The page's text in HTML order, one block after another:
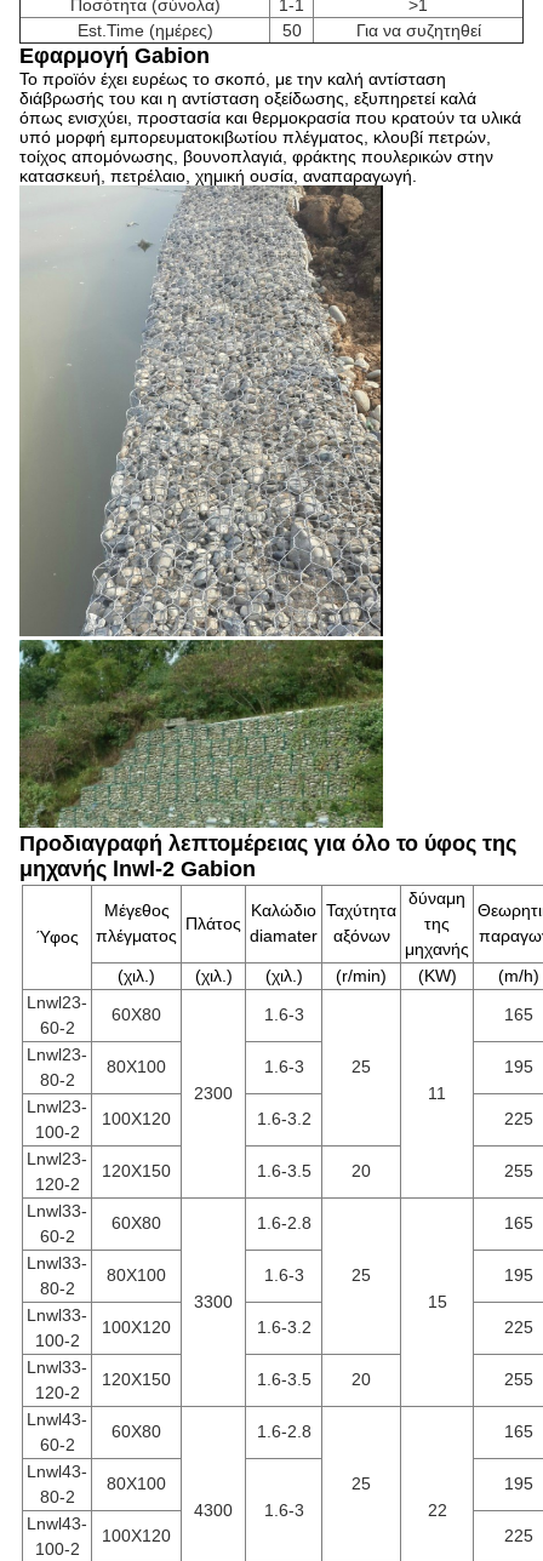
Ποσότητα (σύνολα) 1-1
>1
Est.Time (ημέρες)
50 Για να συζητηθεί
Εφαρμογή Gabion
Το προϊόν έχει ευρέως το σκοπό, με την καλή αντίσταση
διάβρωσής του και η αντίσταση οξείδωσης, εξυπηρετεί καλά
όπως ενισχύει, προστασία και θερμοκρασία που κρατούν τα υλικά
υπό μορφή εμπορευματοκιβωτίου πλέγματος, κλουβί πετρών,
τοίχος απομόνωσης, βουνοπλαγιά, φράκτης πουλερικών στην
κατασκευή, πετρέλαιο, χημική ουσία, αναπαραγωγή.
Προδιαγραφή λεπτομέρειας για όλο το ύφος της
μηχανής lnwl-2 Gabion
Ύφος
Μέγεθος
πλέγματος
Πλάτος
Καλώδιο
diamater
Ταχύτητα
αξόνων
δύναμη
της
μηχανής
(χιλ.) (χιλ.) (χιλ.) (r/min) (KW)
(m/h)
Lnwl23-
60-2
60X80
2300
1.6-3
25
11
165
Lnwl23-
80-2
80X100 1.6-3 195
Lnwl23-
100-2
100X120 1.6-3.2 225
Lnwl23-
120-2
120X150 1.6-3.5 20 255
Lnwl33-
60-2
60X80
3300
1.6-2.8
25
15
165
Lnwl33-
80-2
80X100 1.6-3 195
Lnwl33-
100-2
100X120 1.6-3.2 225
Lnwl33-
120-2
120X150 1.6-3.5 20 255
Lnwl43-
60-2
60X80
4300
1.6-2.8
25
22
165
Lnwl43-
80-2
80X100
1.6-3
195
Lnwl43-
100-2
100X120 225